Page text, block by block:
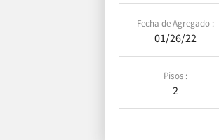
Fecha de Agregado :
01/26/22
Pisos :
2